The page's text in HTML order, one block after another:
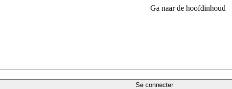
Ga naar de hoofdinhoud
Se connecter